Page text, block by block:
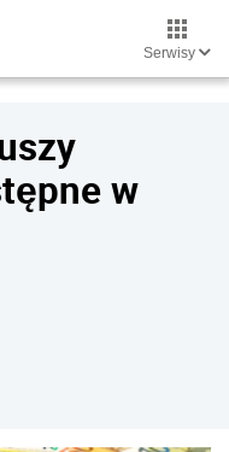
Serwisy
w